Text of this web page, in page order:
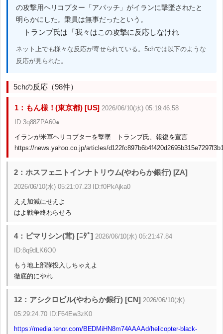
の攻撃用ヘリコプター「アパッチ」がイランに撃墜されたと
明らかにした。乗員は無事だったという。
トランプ氏は「我々はこの攻撃に反応しなけれ
ネット上でも様々な反応が寄せられている。5chでは以下のような
反応が見られた。
5chの反応（98件）
1：もん様！(東京都) [US] 2026/06/10(水) 05:19:46.58
ID:3q88ZPA60●
イランが米軍ヘリコプターを撃墜 トランプ氏、報復を宣言
https://news.yahoo.co.jp/articles/
2：ホスフェニトインナトリウム(やわらか銀行) [ZA]
2026/06/10(水) 05:21:07.23 ID:f0PkAjka0
ええ加減にせえよ
はよ戦争終わらせろ
4：ピマリシン(茸) [ﾆﾀﾞ] 2026/06/10(水) 05:21:47.84
ID:8q9dLK6O0
もう地上部隊投入しちゃえよ
徹底的にやれ
12：アシクロビル(やわらか銀行) [CN] 2026/06/10(水)
05:29:24.70 ID:F64Ew3zK0
https://media.tenor.com/BEDMiHN8m74AAAAd/helicopter-black-